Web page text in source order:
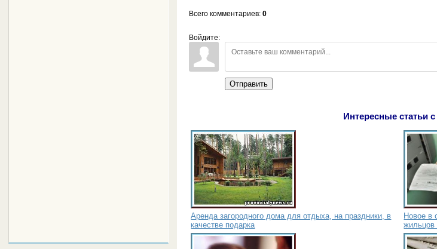
Всего комментариев:0
Войдите:
Отправить
Интересные статьи
Аренда загородного дома для отдыха, на праздники, в
качестве подарка
Новое в